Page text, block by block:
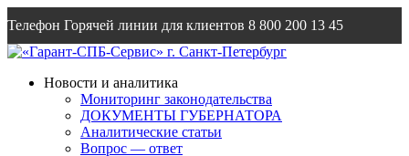
Телефон Горячей линии для клиентов 8 800 200 13 45
Emailinfo@garantsp.ru
Новости и аналитика
Мониторинг законодательства
ДОКУМЕНТЫ ГУБЕРНАТОРА
Аналитические статьи
Вопрос — ответ